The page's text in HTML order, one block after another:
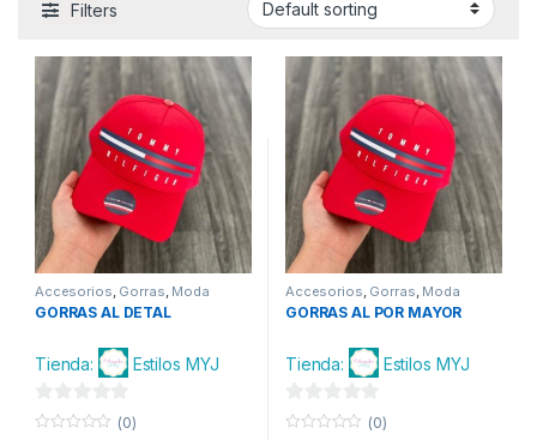
Filters
Accesorios Gorras Moda
GORRAS AL DETAL
Tienda: Estilos MYJ
0
(0)
Accesorios Gorras Moda
GORRAS AL POR MAYOR
Tienda: Estilos MYJ
0
(0)